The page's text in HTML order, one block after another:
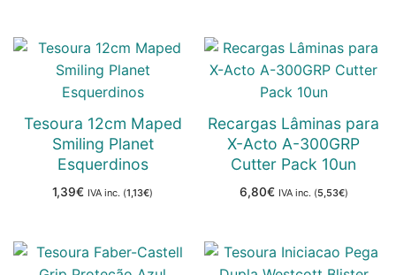
Tesoura 12cm Maped
Smiling Planet
Esquerdinos
1,39€ IVA inc. (1,13€)
Recargas Lâminas para
X-Acto A-300GRP
Cutter Pack 10un
6,80€ IVA inc. (5,53€)